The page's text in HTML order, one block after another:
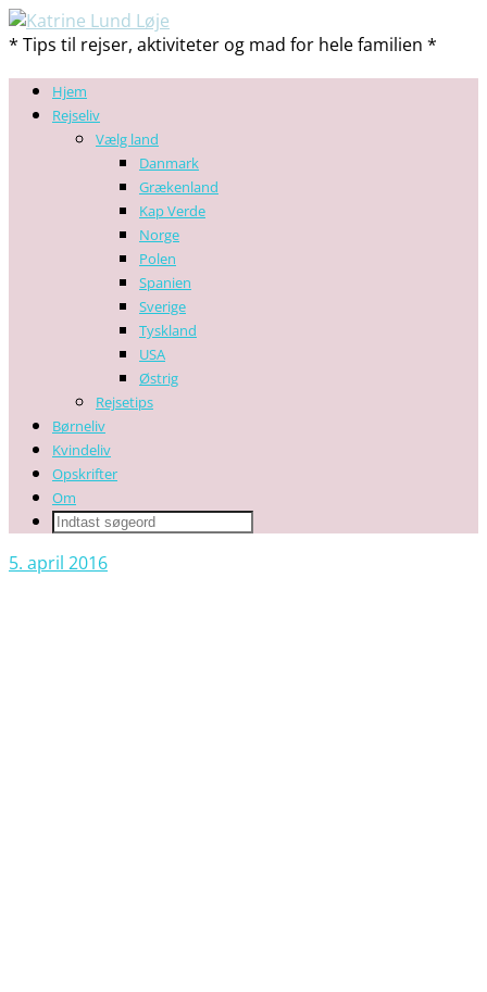
* Tips til rejser, aktiviteter og mad for hele familien *
Hjem
Rejseliv
Vælg land
Danmark
Grækenland
Kap Verde
Norge
Polen
Spanien
Sverige
Tyskland
USA
Østrig
Rejsetips
Børneliv
Kvindeliv
Opskrifter
Om
5. april 2016